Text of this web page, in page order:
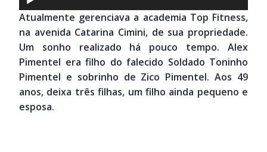
de
áudio
Atualmente gerenciava a academia Top Fitness,
na avenida Catarina Cimini, de sua propriedade.
Um sonho realizado há pouco tempo. Alex
Pimentel era filho do falecido Soldado Toninho
Pimentel e sobrinho de Zico Pimentel. Aos 49
anos, deixa três filhas, um filho ainda pequeno e
esposa.